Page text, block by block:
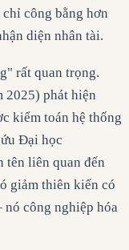
công bằng hơn
diện nhân tài.
rất quan trọng.
2025) phát hiện
kiểm toán hệ thống
Đại học
tên liên quan đến
giảm thiên kiến có
công nghiệp hóa